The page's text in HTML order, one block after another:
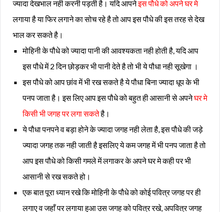
ज्यादा देखभाल नही करनी पड़ती है। यदि आपनेइस पौधे को अपने घर मे
लगाया है या फिर लगाने का सोच रहे है तो आप इस पौधे की इस तरह से देख
भाल कर सकते है।
मोहिनी के पौधे को ज्यादा पानी की आवश्यकता नही होती है, यदि आप
इस पौधे में 2 दिन छोड़कर भी पानी देते है तो भी ये पौधा नही सूखेगा ।
इस पौधे को आप छांव में भी रख सकते है ये पौधा बिना ज्यादा धूप के भी
पनप जाता है। इस लिए आप इस पौधे को बहुत ही आसानी से अपनेघर मे
किसी भी जगह पर लगा सकतेहै।
ये पौधा पनपने व बड़ा होने के ज्यादा जगह नही लेता है, इस पौधे की जड़े
ज्यादा जगह तक नही जाती है इसलिए ये कम जगह में भी पनप जाता है तो
आप इस पौधे को किसी गमले में लगाकर के अपने घर मे कही पर भी
आसानी से रख सकते हो।
एक बात पूरा ध्यान रखे कि मोहिनी के पौधे को कोई पवित्र जगह पर ही
लगाए व जहाँ पर लगाया हुआ उस जगह को पवित्र रखे, अपवित्र जगह